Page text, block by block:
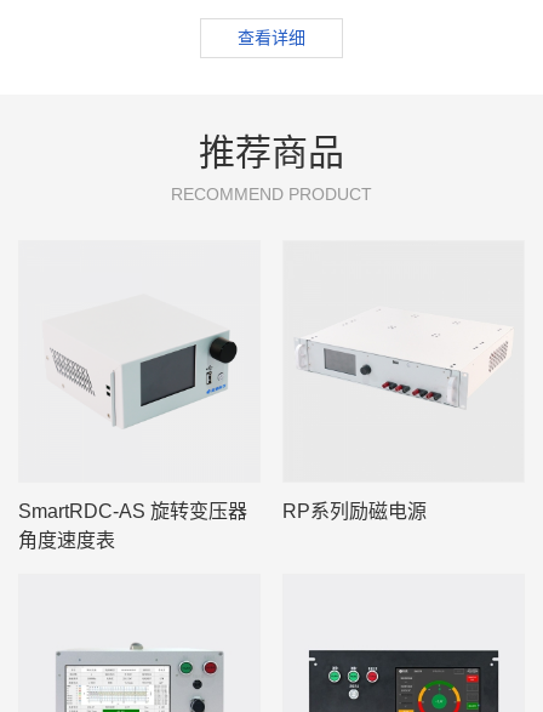
查看详细
推荐商品
RECOMMEND PRODUCT
SmartRDC-AS 旋转变压器
角度速度表
RP系列励磁电源